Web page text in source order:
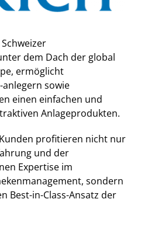
dem Dach der global
ermöglicht
sowie
einen einfachen und
Anlageprodukten.
profitieren nicht nur
und der
Expertise im
sondern
Best-in-Class-Ansatz der